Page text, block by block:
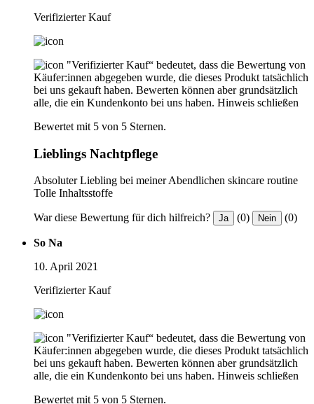
Verifizierter Kauf
"Verifizierter Kauf“ bedeutet, dass die Bewertung von
Käufer:innen abgegeben wurde, die dieses Produkt tatsächlich
bei uns gekauft haben. Bewerten können aber grundsätzlich
alle, die ein Kundenkonto bei uns haben. Hinweis schließen
Bewertet mit 5 von 5 Sternen.
Lieblings Nachtpflege
Absoluter Liebling bei meiner Abendlichen skincare routine
Tolle Inhaltsstoffe
War diese Bewertung für dich hilfreich? Ja (0) Nein (0)
So Na
10. April 2021
Verifizierter Kauf
"Verifizierter Kauf“ bedeutet, dass die Bewertung von
Käufer:innen abgegeben wurde, die dieses Produkt tatsächlich
bei uns gekauft haben. Bewerten können aber grundsätzlich
alle, die ein Kundenkonto bei uns haben. Hinweis schließen
Bewertet mit 5 von 5 Sternen.